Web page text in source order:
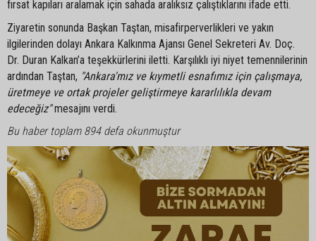
fırsat kapıları aralamak için sahada aralıksız çalıştıklarını ifade etti.
Ziyaretin sonunda Başkan Taştan, misafirperverlikleri ve yakın
ilgilerinden dolayı Ankara Kalkınma Ajansı Genel Sekreteri Av. Doç.
Dr. Duran Kalkan’a teşekkürlerini iletti. Karşılıklı iyi niyet temennilerinin
ardından Taştan, "Ankara'mız ve kıymetli esnafımız için çalışmaya,
üretmeye ve ortak projeler geliştirmeye kararlılıkla devam
edeceğiz"mesajını verdi.
Bu haber toplam 894 defa okunmuştur